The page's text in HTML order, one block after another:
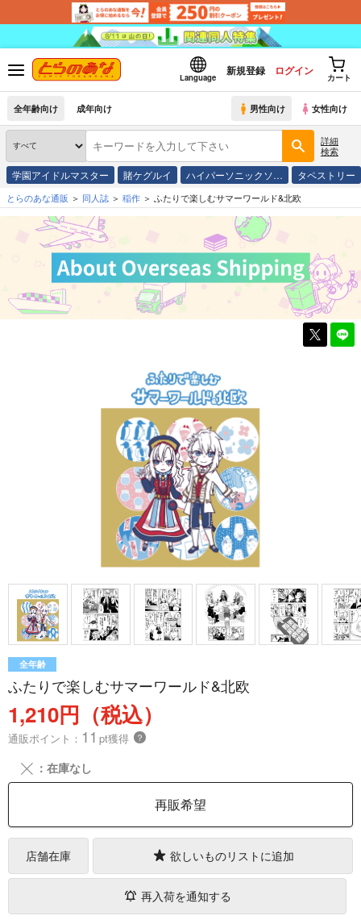
Language
新規登録 ログイン
カート
全年齢向け 成年向け 男性向け 女性向け
詳細
検索
学園アイドルマスター 賭ケグルイ ハイパーソニックソ… タペストリー
とらのあな通販 同人誌 稲作 ふたりで楽しむサマーワールド&北欧
全年齢
ふたりで楽しむサマーワールド&北欧
1,210円（税込）
通販ポイント： 11 pt獲得 ？
╳ ：在庫なし
再販希望
店舗在庫 欲しいものリストに追加
再入荷を通知する